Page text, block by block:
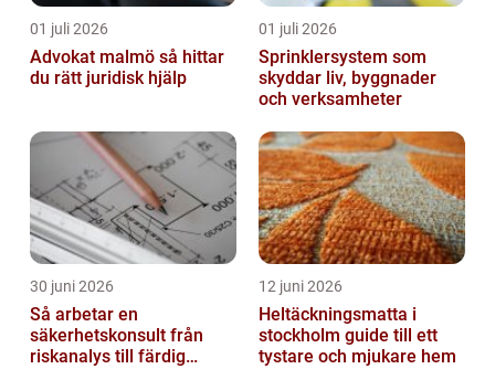
01 juli 2026
Advokat malmö så hittar
du rätt juridisk hjälp
01 juli 2026
Sprinklersystem som
skyddar liv, byggnader
och verksamheter
30 juni 2026
Så arbetar en
säkerhetskonsult från
riskanalys till färdig
12 juni 2026
Heltäckningsmatta i
stockholm guide till ett
tystare och mjukare hem